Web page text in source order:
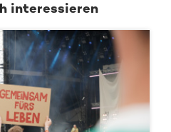
interessieren